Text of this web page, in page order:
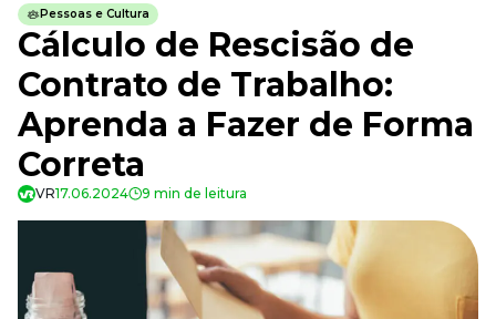
Todas as categorias
Confira nossos conteúdos
Impulsione o seu negócio
Legislação
Fique por dentro da lei
Pessoas e Cultura
Aprimore a cultura organizacional
Educação Financeira
Saiba como gerenciar o seu dinheiro
Para o Trabalhador
Tudo para facilitar a rotina
Pessoas e Cultura
Cálculo de Rescisão de
Contrato de Trabalho:
Aprenda a Fazer de Forma
Correta
VR17.06.2024 9 min de leitura